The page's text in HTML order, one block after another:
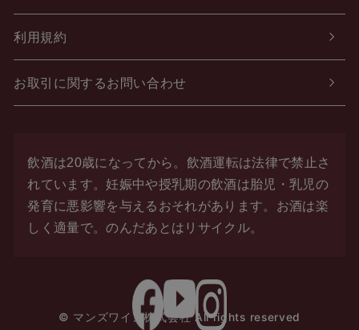
利用規約
お取引に関するお問い合わせ
飲酒は20歳になってから。飲酒運転は法律で禁止さ
れています。妊娠中や授乳期の飲酒は胎児・乳児の
発育に悪影響を与えるおそれがあります。お酒は楽
しく適量で。のんだあとはリサイクル。
© マンズワイン株式会社 All rights reserved